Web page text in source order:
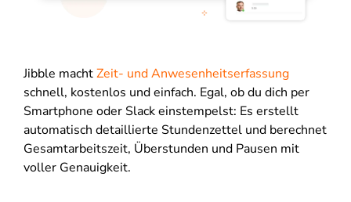
Jibble machtZeit- und Anwesenheitserfassung
schnell, kostenlos und einfach. Egal, ob du dich per
Smartphone oder Slack einstempelst: Es erstellt
automatisch detaillierte Stundenzettel und berechnet
Gesamtarbeitszeit, Überstunden und Pausen mit
voller Genauigkeit.